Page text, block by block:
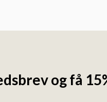
og få